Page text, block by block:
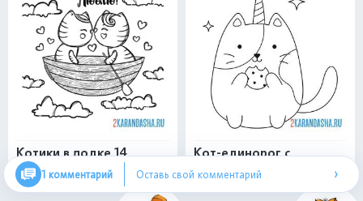
Котики в лодке 14
февраля
Кот-единорог с
печенькой
1 комментарий Оставь свой комментарий ›